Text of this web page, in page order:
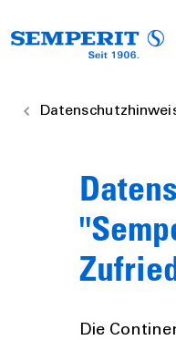
Die